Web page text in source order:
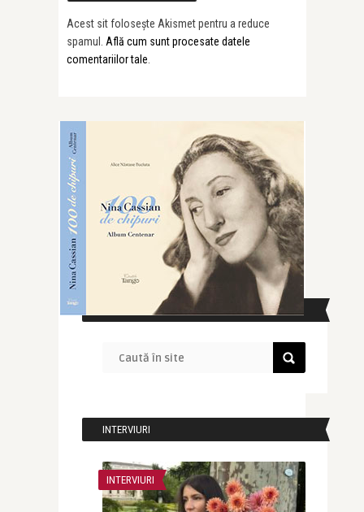
Acest sit folosește Akismet pentru a reduce
spamul. Află cum sunt procesate datele
comentariilor tale.
CAUTĂ ÎN SITE
INTERVIURI
INTERVIURI